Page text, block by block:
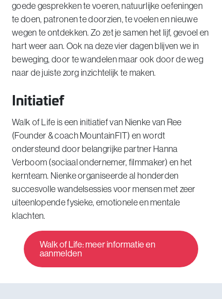
goede gesprekken te voeren, natuurlijke oefeningen
te doen, patronen te doorzien, te voelen en nieuwe
wegen te ontdekken. Zo zet je samen het lijf, gevoel en
hart weer aan. Ook na deze vier dagen blijven we in
beweging, door te wandelen maar ook door de weg
naar de juiste zorg inzichtelijk te maken.
Initiatief
Walk of Life is een initiatief van Nienke van Ree
(Founder & coach MountainFIT) en wordt
ondersteund door belangrijke partner Hanna
Verboom (sociaal ondernemer, filmmaker) en het
kernteam. Nienke organiseerde al honderden
succesvolle wandelsessies voor mensen met zeer
uiteenlopende fysieke, emotionele en mentale
klachten.
Walk of Life: meer informatie en
aanmelden